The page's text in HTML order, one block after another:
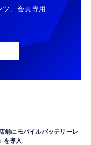
ツ、会員専用
舗にモバイルバッテリーレ
を導入